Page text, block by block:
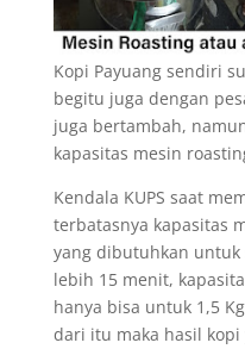
Kopi Payuang sendiri
begitu juga dengan
juga bertambah,
kapasitas mesin
Kendala KUPS saat
terbatasnya kapasitas
yang dibutuhkan
lebih 15 menit,
hanya bisa untuk 1,5
dari itu maka hasil